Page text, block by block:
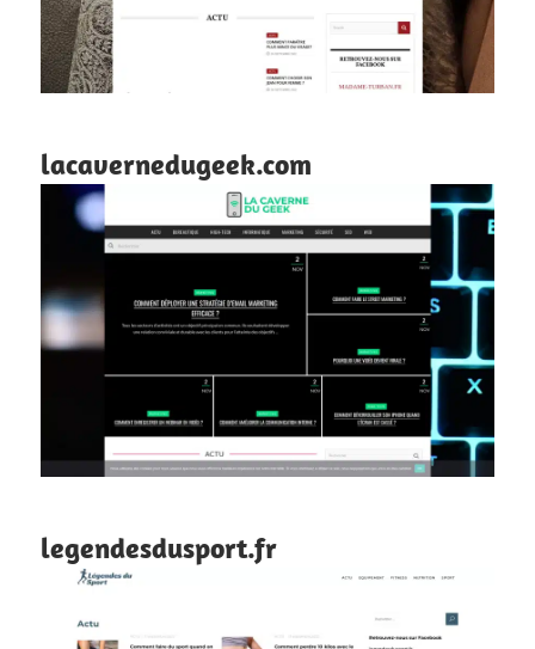
lacavernedugeek.com
legendesdusport.fr